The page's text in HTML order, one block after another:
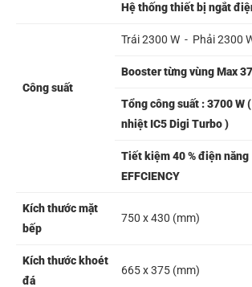
Hệ thống thiết bị ngắt
Công suất
Trái 2300 W - Phải 2300
Booster từng vùng Max
Tổng công suất : 3700 W
nhiệt IC5 Digi Turbo )
Tiết kiệm 40 % điện năng
EFFCIENCY
Kích thước mặt
bếp
750 x 430 (mm)
Kích thước khoét
đá
665 x 375 (mm)